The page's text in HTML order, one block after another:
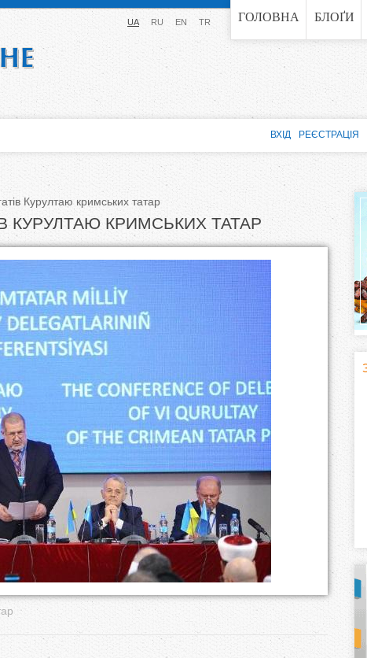
Jump to navigation ГОЛОВНА БЛОҐИ
UA RU EN TR
Курултаю кримських татар
КУРУЛТАЮ КРИМСЬКИХ ТАТАР
ВХІД РЕЄСТРАЦІЯ
o
n
a
к